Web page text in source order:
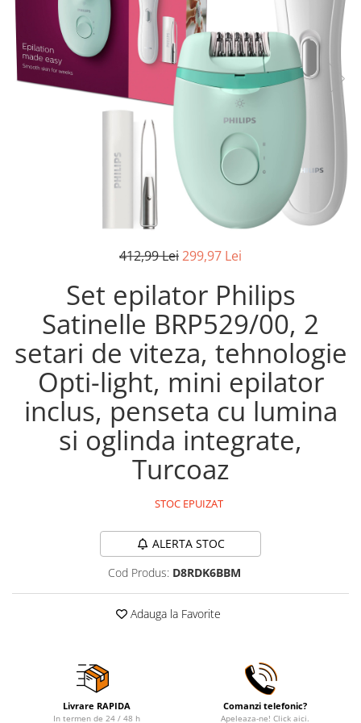
Pistoale de lipit
Termometre bucatarie
Tigai si Seturi
Unelte si aparate de masura
Vopsele si Pigmenti
Perii de par electrice
Uscatoare de par
412,99 Lei299,97 Lei
Set epilator Philips
Satinelle BRP529/00, 2
setari de viteza, tehnologie
Opti-light, mini epilator
inclus, penseta cu lumina
si oglinda integrate,
Turcoaz
STOC EPUIZAT
ALERTA STOC
Cod Produs: D8RDK6BBM
Adauga la Favorite
Livrare RAPIDA
In termen de 24 / 48 h
Comanzi telefonic?
Apeleaza-ne! Click aici.